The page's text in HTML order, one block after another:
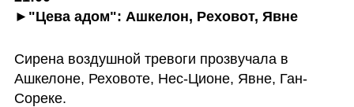
►"Цева адом": Ашкелон, Реховот, Явне
Сирена воздушной тревоги прозвучала в
Ашкелоне, Реховоте, Нес-Ционе, Явне, Ган-
Сореке.